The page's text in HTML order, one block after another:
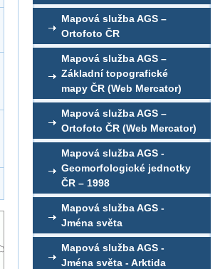
Mapová služba AGS –
Ortofoto ČR
Mapová služba AGS –
Základní topografické
mapy ČR (Web Mercator)
Mapová služba AGS –
Ortofoto ČR (Web Mercator)
Mapová služba AGS -
Geomorfologické jednotky
ČR – 1998
Mapová služba AGS -
Jména světa
Mapová služba AGS -
Jména světa - Arktida